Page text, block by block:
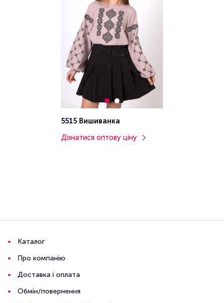
5515 Вишиванка
Дізнатися оптову ціну
Каталог
Про компанію
Доставка і оплата
Обмін/повернення